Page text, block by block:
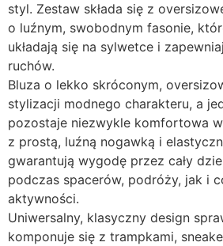
styl. Zestaw składa się z
o luźnym, swobodnym fasonie,
układają się na sylwetce i
ruchów.
Bluza o lekko skróconym,
stylizacji modnego charakteru, a
pozostaje niezwykle komfortowa
z prostą, luźną nogawką i
gwarantują wygodę przez cały
podczas spacerów, podróży, jak i
aktywności.
Uniwersalny, klasyczny design
komponuje się z trampkami,